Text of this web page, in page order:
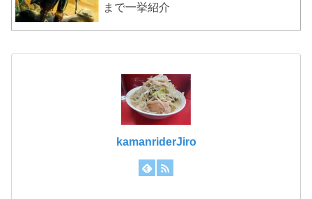
まで一挙紹介
kamanriderJiro